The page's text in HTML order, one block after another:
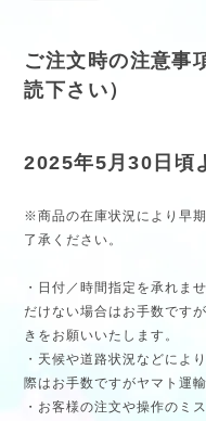
ご注文時の注意
読下さい）
2025年5月30日頃
※商品の在庫状況により早
了承ください。
・日付／時間指定を承れま
だけない場合はお手数です
きをお願いいたします。
・天候や道路状況などによ
際はお手数ですがヤマト運
・お客様の注文や操作のミ